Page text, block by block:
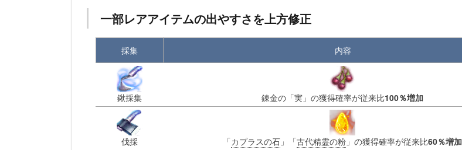
一部レアアイテムの出やすさを上方修正
採集 内容
鍬採集 錬金の「実」の獲得確率が従来比100％増加
伐採 「カプラスの石 」「古代精霊の粉 」の獲得確率が従来比60％増加